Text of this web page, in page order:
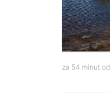
za 54 minut od